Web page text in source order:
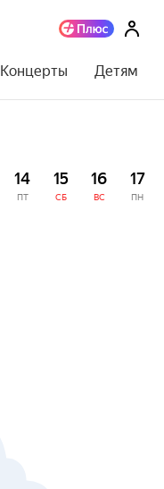
Концерты Детям
14
ПТ
15
СБ
16
ВС
17
ПН